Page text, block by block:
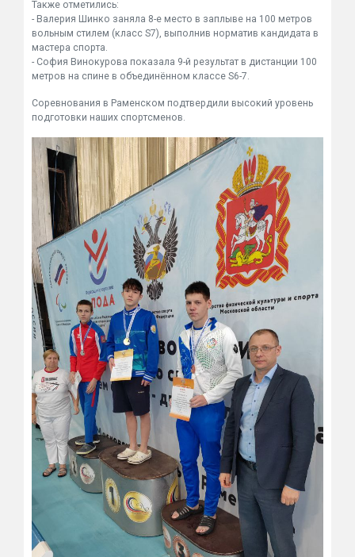
Также отметились:
- Валерия Шинко заняла 8-е место в заплыве на 100 метров
вольным стилем (класс S7), выполнив норматив кандидата в
мастера спорта.
- София Винокурова показала 9-й результат в дистанции 100
метров на спине в объединённом классе S6-7.
Соревнования в Раменском подтвердили высокий уровень
подготовки наших спортсменов.